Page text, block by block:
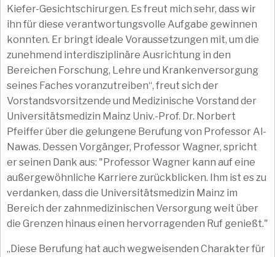
Kiefer-Gesichtschirurgen. Es freut mich sehr, dass wir
ihn für diese verantwortungsvolle Aufgabe gewinnen
konnten. Er bringt ideale Voraussetzungen mit, um die
zunehmend interdisziplinäre Ausrichtung in den
Bereichen Forschung, Lehre und Krankenversorgung
seines Faches voranzutreiben“, freut sich der
Vorstandsvorsitzende und Medizinische Vorstand der
Universitätsmedizin Mainz Univ.-Prof. Dr. Norbert
Pfeiffer über die gelungene Berufung von Professor Al-
Nawas. Dessen Vorgänger, Professor Wagner, spricht
er seinen Dank aus: "Professor Wagner kann auf eine
außergewöhnliche Karriere zurückblicken. Ihm ist es zu
verdanken, dass die Universitätsmedizin Mainz im
Bereich der zahnmedizinischen Versorgung weit über
die Grenzen hinaus einen hervorragenden Ruf genießt."
„Diese Berufung hat auch wegweisenden Charakter für